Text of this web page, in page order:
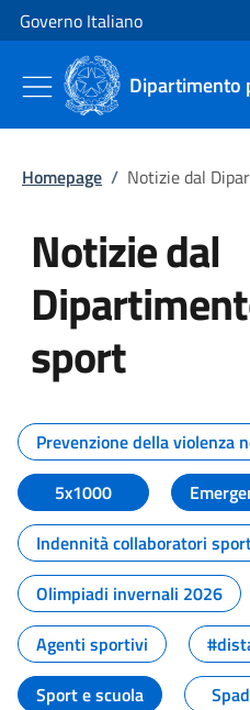
Vai al contenuto
Vai alla navigazione del sito
Governo Italiano
Dipartimento
Homepage / Notizie dal
Notizie dal
sport
Tutti i contenuti
Prevenzione della violenza
5x1000
Indennità collaboratori
Olimpiadi invernali 2026
Agenti sportivi
Sport e scuola